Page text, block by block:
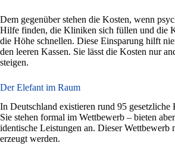
Dem gegenüber stehen die Kosten, wenn
Hilfe finden, die Kliniken sich füllen und die
die Höhe schnellen. Diese Einsparung hilft
den leeren Kassen. Sie lässt die Kosten nur
steigen.
Der Elefant im Raum
In Deutschland existieren rund 95
Sie stehen formal im Wettbewerb – bieten
identische Leistungen an. Dieser Wettbewerb
erzeugt werden.